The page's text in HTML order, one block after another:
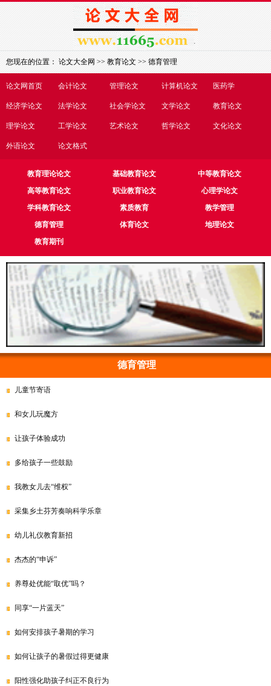
论文网首页 会计论文 管理论文 计算机论文 医药学
经济学论文 法学论文 社会学论文 文学论文 教育论文
理学论文 工学论文 艺术论文 哲学论文 文化论文
外语论文 论文格式
您现在的位置：论文大全网>>教育论文>>德育管理
教育理论论文 基础教育论文
中等教育论文
高等教育论文
职业教育论文
心理学论文
学科教育论文
素质教育
教学管理
德育管理
体育论文
地理论文
教育期刊
德育管理
儿童节寄语
和女儿玩魔方
让孩子体验成功
多给孩子一些鼓励
我教女儿去“维权”
采集乡土芬芳奏响科学乐章
幼儿礼仪教育新招
杰杰的“申诉”
养尊处优能“取优”吗？
同享“一片蓝天”
如何安排孩子暑期的学习
如何让孩子的暑假过得更健康
阳性强化助孩子纠正不良行为